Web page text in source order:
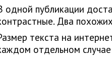
одной публикации
Два
текста на
отдельном